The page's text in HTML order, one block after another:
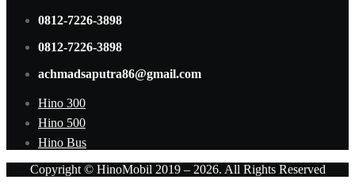
0812-7226-3898
0812-7226-3898
achmadsaputra86@gmail.com
Hino 300
Hino 500
Hino Bus
Copyright © HinoMobil 2019 – 2026. All Rights Reserved